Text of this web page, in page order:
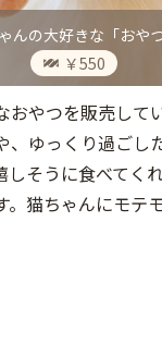
んの大好きな「おやつ
￥550
やつを販売してい
、ゆっくり過ごし
しそうに食べてく
。猫ちゃんにモテ